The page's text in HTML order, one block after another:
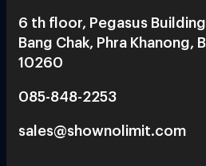
6 th floor, Pegasus
Bang Chak, Phra Khanong,
10260
085-848-2253
sales@shownolimit.com